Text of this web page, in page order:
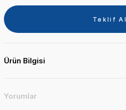
Teklif Al
Ürün Bilgisi
Yorumlar